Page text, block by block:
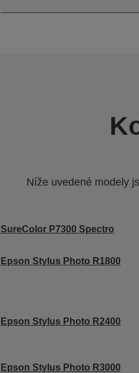
Níže uvedené modely
SureColor P7300 Spectro
Epson Stylus Photo R1800
Epson Stylus Photo R2400
Epson Stylus Photo R3000